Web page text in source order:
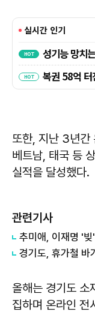
또한, 지난 3년간
베트남, 태국 등
실적을 달성했다.
관련기사
올해는 경기도 소
집하며 온라인 전